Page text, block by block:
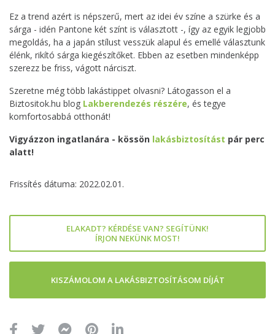
Ez a trend azért is népszerű, mert az idei év színe a szürke és a
sárga - idén Pantone két színt is választott -, így az egyik legjobb
megoldás, ha a japán stílust vesszük alapul és emellé választunk
élénk, rikító sárga kiegészítőket. Ebben az esetben mindenképp
szerezz be friss, vágott nárciszt.
Szeretne még több lakástippet olvasni? Látogasson el a
Biztositok.hu blog Lakberendezés részére, és tegye
komfortosabbá otthonát!
Vigyázzon ingatlanára - kössön lakásbiztosítást pár perc
alatt!
Frissítés dátuma: 2022.02.01.
ELAKADT? KÉRDÉSE VAN? SEGÍTÜNK!
ÍRJON NEKÜNK MOST!
KISZÁMOLOM A LAKÁSBIZTOSÍTÁSOM DÍJÁT